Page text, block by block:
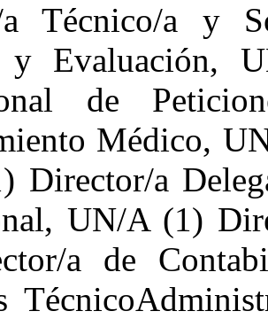
a Técnico/a y
y Evaluación,
de
Médico,
Director/a
UN/A (1)
a de